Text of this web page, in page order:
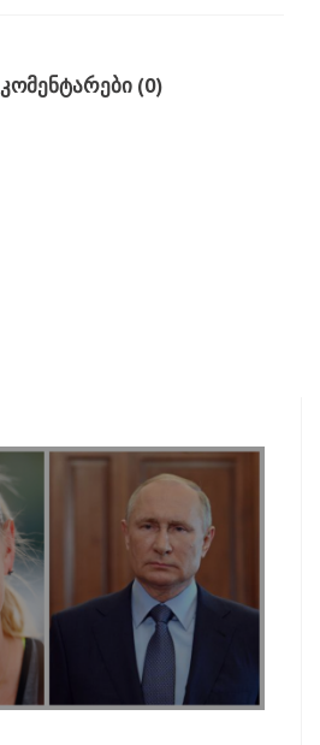
კომენტარები (0)